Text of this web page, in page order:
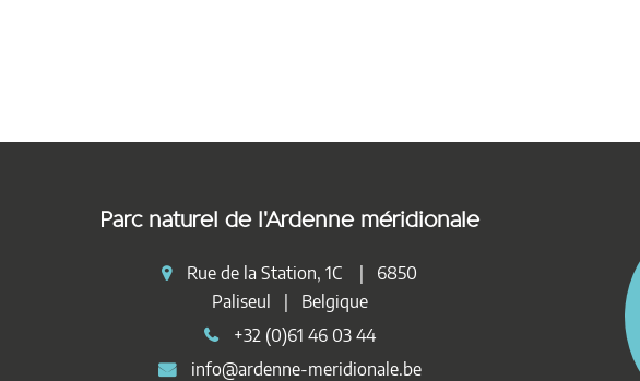
Parc naturel de l'Ardenne méridionale
Rue de la Station, 1C | 6850
Paliseul | Belgique
+32 (0)61 46 03 44
info@ardenne-meridionale.be